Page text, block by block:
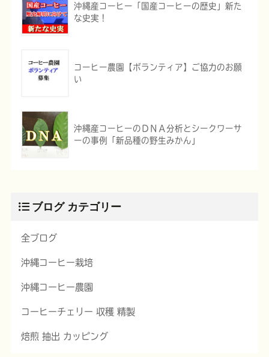
沖縄産コーヒー「国産コーヒーの歴史」新た
な史実！
コーヒー農園【ボランティア】ご協力のお願
い
沖縄産コーヒーのＤＮＡ分析とシークワーサ
ーの事例「新品種の野生みかん」
ブログ カテゴリー
全ブログ
沖縄コーヒー栽培
沖縄コーヒー農園
コーヒーチェリー 収穫 精製
焙煎 抽出 カッピング